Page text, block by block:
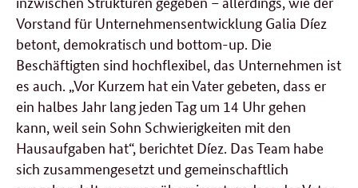
Vorstand für Unternehmensentwicklung Galia Díez
betont, demokratisch und bottom-up. Die
Beschäftigten sind hochflexibel, das Unternehmen ist
es auch. „Vor Kurzem hat ein Vater gebeten, dass er
ein halbes Jahr lang jeden Tag um 14 Uhr gehen
kann, weil sein Sohn Schwierigkeiten mit den
Hausaufgaben hat“, berichtet Díez. Das Team habe
sich zusammengesetzt und gemeinschaftlich